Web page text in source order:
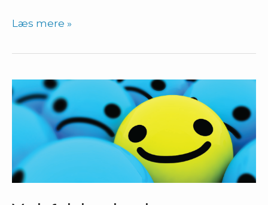
Kontrolpanelet
bag
Læs mere »